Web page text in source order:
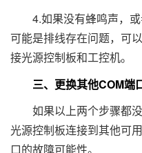
4.如果没有蜂鸣声，或
可能是排线存在问题，可
接光源控制板和工控机。
三、更换其他COM端
如果以上两个步骤都没
光源控制板连接到其他可
口的故障可能性。